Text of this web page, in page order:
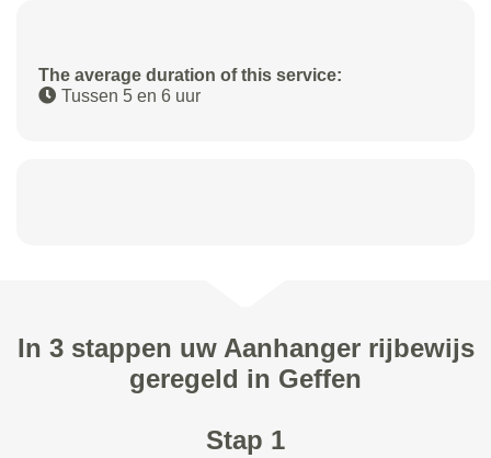
The average duration of this service:
Tussen 5 en 6 uur
In 3 stappen uw Aanhanger rijbewijs
geregeld in Geffen
Stap 1